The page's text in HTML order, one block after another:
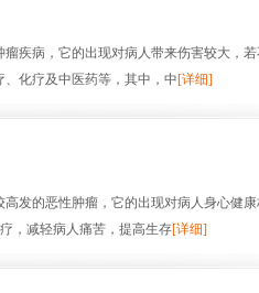
病，它的出现对病人带来伤害较大，
化疗及中医药等，其中，中[详细]
的恶性肿瘤，它的出现对病人身心健康
，减轻病人痛苦，提高生存[详细]